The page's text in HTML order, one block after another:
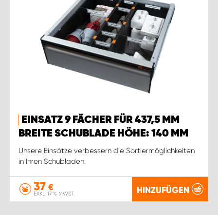
EINSATZ 9 FÄCHER FÜR 437,5 MM
BREITE SCHUBLADE HÖHE: 140 MM
Unsere Einsätze verbessern die Sortiermöglichkeiten
in Ihren Schubladen.
37 €
EXKL. 17 % MWST. HINZUFÜGEN